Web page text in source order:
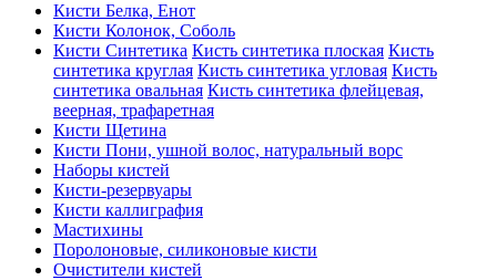
Кисти Белка, Енот
Кисти Колонок, Соболь
Кисти Синтетика Кисть синтетика плоская Кисть
синтетика круглая Кисть синтетика угловая Кисть
синтетика овальная Кисть синтетика флейцевая,
веерная, трафаретная
Кисти Щетина
Кисти Пони, ушной волос, натуральный ворс
Наборы кистей
Кисти-резервуары
Кисти каллиграфия
Мастихины
Поролоновые, силиконовые кисти
Очистители кистей